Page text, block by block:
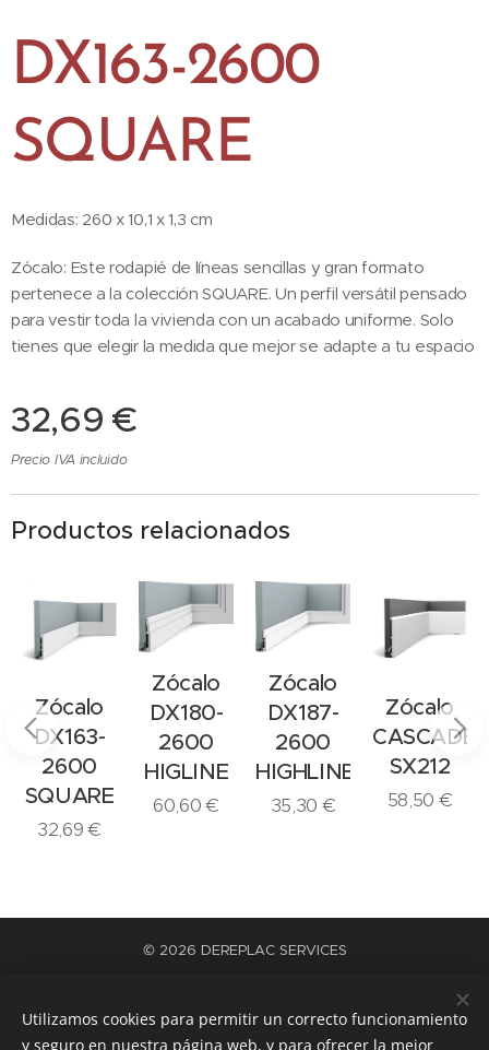
DX163-2600
SQUARE
Medidas: 260 x 10,1 x 1,3 cm
Zócalo: Este rodapié de líneas sencillas y gran formato
pertenece a la colección SQUARE. Un perfil versátil pensado
para vestir toda la vivienda con un acabado uniforme. Solo
tienes que elegir la medida que mejor se adapte a tu espacio
32,69 €
Precio IVA incluido
Productos relacionados
Zócalo
DX163-
2600
SQUARE
32,69€
Zócalo
DX180-
2600
HIGLINE
60,60€
Zócalo
DX187-
2600
HIGHLINE
35,30 €
Zócalo
CASCADE
SX212
58,50 €
© 2026 DEREPLAC SERVICES
Idiomas
Utilizamos cookies para permitir un correcto funcionamiento
y seguro en nuestra página web, y para ofrecer la mejor